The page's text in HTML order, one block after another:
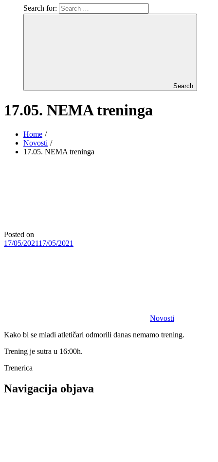
Search for:
Search
17.05. NEMA treninga
Home
Novosti
17.05. NEMA treninga
Posted on
17/05/202117/05/2021
Novosti
Kako bi se mladi atletičari odmorili danas nemamo trening.
Trening je sutra u 16:00h.
Trenerica
Navigacija objava